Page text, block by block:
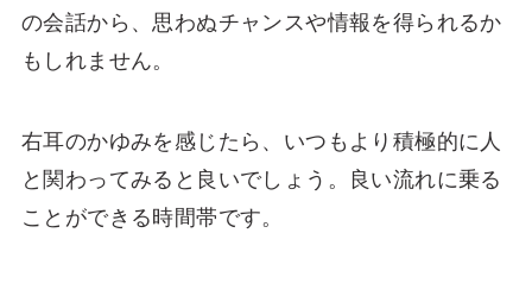
の会話から、思わぬチャンスや情報を得られるか
もしれません。
右耳のかゆみを感じたら、いつもより積極的に人
と関わってみると良いでしょう。良い流れに乗る
ことができる時間帯です。